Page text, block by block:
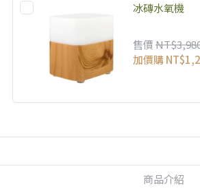
冰磚水氧機
售價
加價購
商品介紹